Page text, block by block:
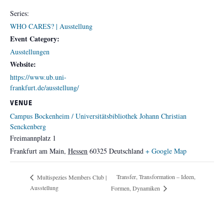
Series:
WHO CARES? | Ausstellung
Event Category:
Ausstellungen
Website:
https://www.ub.uni-
frankfurt.de/ausstellung/
VENUE
Campus Bockenheim / Universitätsbibliothek Johann Christian
Senckenberg
Freimannplatz 1
Frankfurt am Main, Hessen 60325 Deutschland + Google Map
Multispezies Members Club |
Ausstellung
Transfer, Transformation – Ideen,
Formen, Dynamiken